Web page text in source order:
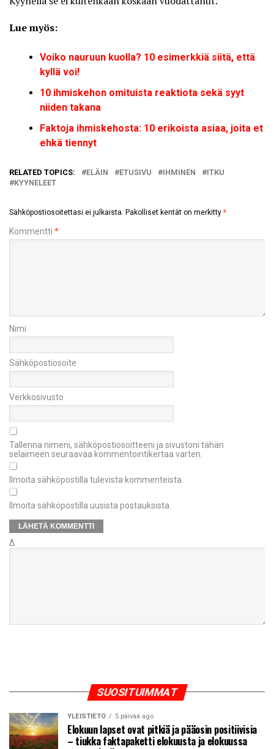
Lue myös:
Voiko nauruun kuolla? 10 esimerkkiä siitä, että
kyllä voi!
10 ihmiskehon omituista reaktiota sekä syyt
niiden takana
Faktoja ihmiskehosta: 10 erikoista asiaa, joita et
ehkä tiennyt
RELATED TOPICS: ELÄIN ETUSIVU IHMINEN
ITKU
KYYNELEET
Sähköpostiosoitettasi ei julkaista. Pakolliset kentät on merkitty *
Kommentti *
Nimi
Sähköpostiosoite
Verkkosivusto
Tallenna nimeni, sähköpostiosoitteeni ja sivustoni tähän
selaimeen seuraavaa kommentointikertaa varten.
Ilmoita sähköpostilla tulevista kommenteista.
Ilmoita sähköpostilla uusista postauksista.
Δ
SUOSITUIMMAT
YLEISTIETO 5 päivää ago
Elokuun lapset ovat pitkiä ja pääosin positiivisia
– tiukka faktapaketti elokuusta ja elokuussa